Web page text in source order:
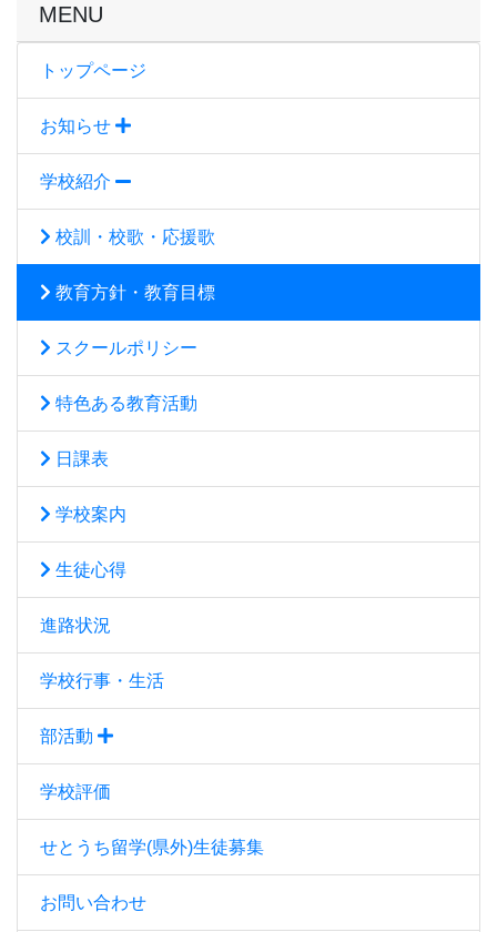
MENU
トップページ
お知らせ
学校紹介
校訓・校歌・応援歌
教育方針・教育目標
スクールポリシー
特色ある教育活動
日課表
学校案内
生徒心得
進路状況
学校行事・生活
部活動
学校評価
せとうち留学(県外)生徒募集
お問い合わせ